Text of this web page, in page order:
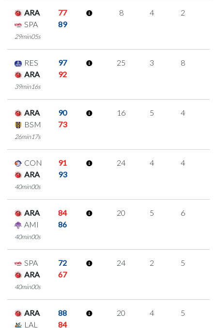
ARA
77
SPA
89
29min05s
8 4 2
RES
97
ARA
92
39min16s
25 3 8
ARA
90
BSM
73
26min17s
16 5 4
CON
91
ARA
93
40min00s
24 4 4
ARA
84
AMI
86
40min00s
20 5 6
SPA
72
ARA
67
40min00s
24 2 5
ARA
88
LAL
84
20 4 5